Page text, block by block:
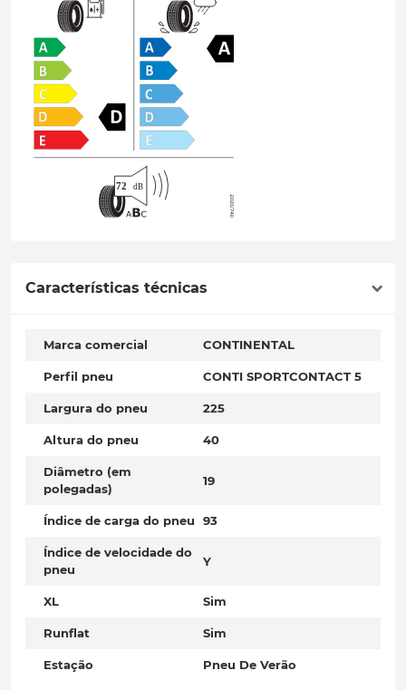
Características técnicas
Marca comercial CONTINENTAL
Perfil pneu CONTI SPORTCONTACT 5
Largura do pneu 225
Altura do pneu 40
Diâmetro (em
polegadas)
19
Índice de carga do pneu 93
Índice de velocidade do
pneu
Y
XL Sim
Runflat Sim
Estação Pneu De Verão